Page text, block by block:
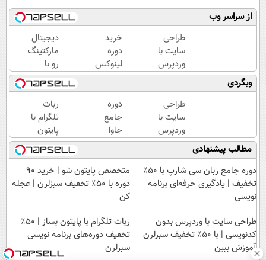
از سراسر وب
طراحی
سایت با
وردپرس
بدون
کدنویسی
| با ۵۰٪
تخفیف
سبزلرن
آموزش
ببین
خرید
دوره
لینوکس
+ 90
دوره با
50%
تخفیف
|
آکادمی
برنامه
نویسی
سبزلرن
دیجیتال
مارکتینگ
رو با
نصف
قیمت
یاد بگیر؛
ثبت نام
دوره در
سبزلرن
وبگردی
طراحی
سایت با
وردپرس
بدون
کدنویسی
| با ۵۰٪
تخفیف
ببین
دوره
جامع
جاوا
اسکریپت
رو با ۵۰٪
تخفیف
بخر |
تخفیف
شروع
شد
ربات
تلگرام با
پایتون
بساز |
۵۰٪
تخفیف
دوره‌های
سبزلرن
مطالب پیشنهادی
دوره جامع زبان سی شارپ با ۵۰٪
تخفیف | یادگیری حرفه‌ای برنامه
نویسی
متخصص پایتون شو | خرید 90
دوره با ۵۰٪ تخفیف سبزلرن | عجله
کن
طراحی سایت با وردپرس بدون
کدنویسی | با ۵۰٪ تخفیف سبزلرن
آموزش ببین
ربات تلگرام با پایتون بساز | ۵۰٪
تخفیف دوره‌های برنامه نویسی
سبزلرن